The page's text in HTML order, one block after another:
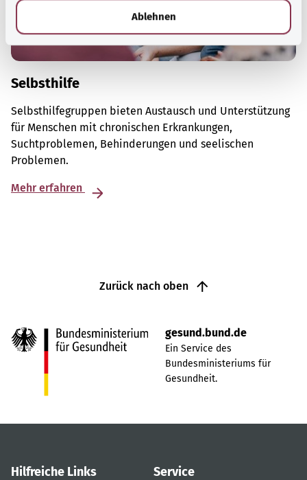
Ablehnen
Selbsthilfe
Selbsthilfegruppen bieten Austausch und Unterstützung
für Menschen mit chronischen Erkrankungen,
Suchtproblemen, Behinderungen und seelischen
Problemen.
Mehr erfahren
Zurück nach oben
gesund.bund.de
Ein Service des
Bundesministeriums für
Gesundheit.
Hilfreiche Links Service